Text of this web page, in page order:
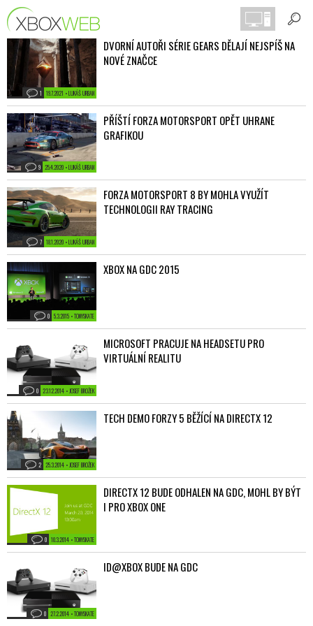
19.7.2021 • LUKÁŠ URBAN
1
DVORNÍ AUTOŘI SÉRIE GEARS DĚLAJÍ NEJSPÍŠ NA
NOVÉ ZNAČCE
25.4.2020 • LUKÁŠ URBAN
9
PŘÍŠTÍ FORZA MOTORSPORT OPĚT UHRANE
GRAFIKOU
18.1.2020 • LUKÁŠ URBAN
7
FORZA MOTORSPORT 8 BY MOHLA VYUŽÍT
TECHNOLOGII RAY TRACING
5.3.2015 • TONYSKATE
0
XBOX NA GDC 2015
23.12.2014 • JOSEF BROŽEK
0
MICROSOFT PRACUJE NA HEADSETU PRO
VIRTUÁLNÍ REALITU
25.3.2014 • JOSEF BROŽEK
2
TECH DEMO FORZY 5 BĚŽÍCÍ NA DIRECTX 12
10.3.2014 • TONYSKATE
0
DIRECTX 12 BUDE ODHALEN NA GDC, MOHL BY BÝT
I PRO XBOX ONE
27.2.2014 • TONYSKATE
0
ID@XBOX BUDE NA GDC